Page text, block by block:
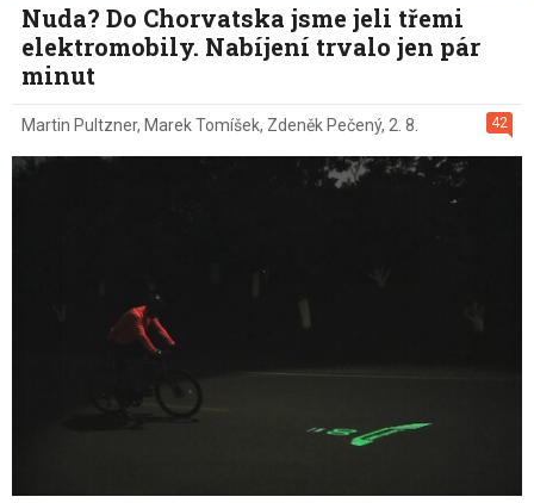
Nuda? Do Chorvatska jsme jeli třemi
elektromobily. Nabíjení trvalo jen pár
minut
42
Martin Pultzner, Marek Tomíšek, Zdeněk Pečený, 2. 8.